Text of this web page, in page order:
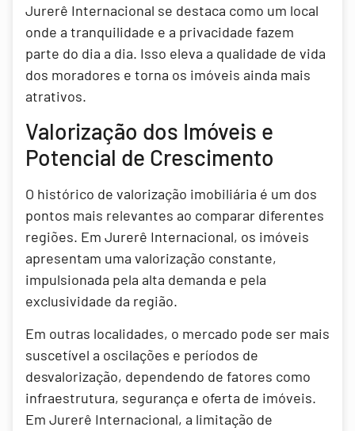
Jurerê Internacional se destaca como um local
onde a tranquilidade e a privacidade fazem
parte do dia a dia. Isso eleva a qualidade de vida
dos moradores e torna os imóveis ainda mais
atrativos.
Valorização dos Imóveis e
Potencial de Crescimento
O histórico de valorização imobiliária é um dos
pontos mais relevantes ao comparar diferentes
regiões. Em Jurerê Internacional, os imóveis
apresentam uma valorização constante,
impulsionada pela alta demanda e pela
exclusividade da região.
Em outras localidades, o mercado pode ser mais
suscetível a oscilações e períodos de
desvalorização, dependendo de fatores como
infraestrutura, segurança e oferta de imóveis.
Em Jurerê Internacional, a limitação de